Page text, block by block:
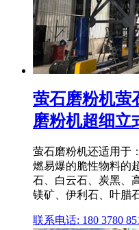
萤石磨粉机萤
磨粉机超细立
萤石磨粉机还适用于
燃易爆的脆性物料的
石、白云石、炭黑、
镁矿、伊利石、叶腊
联系电话: 180 3780